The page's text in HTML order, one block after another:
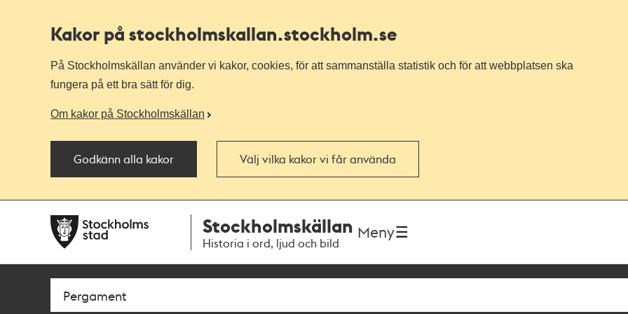
Kakor på stockholmskallan.stockholm.se
På Stockholmskällan använder vi kakor, cookies, för att sammanställa statistik och för att webbplatsen ska
fungera på ett bra sätt för dig.
Om kakor på Stockholmskällan
Godkänn alla kakor Välj vilka kakor vi får använda
navigationen
huvudinnehållet
Stockholmskällan
Historia i ord, ljud och bild
Meny
Sök